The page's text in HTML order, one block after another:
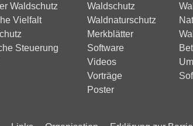
Waldschutz
Vielfalt
Steuerung
Waldschutz
Waldnaturschutz
Merkblätter
Software
Videos
Vorträge
Poster